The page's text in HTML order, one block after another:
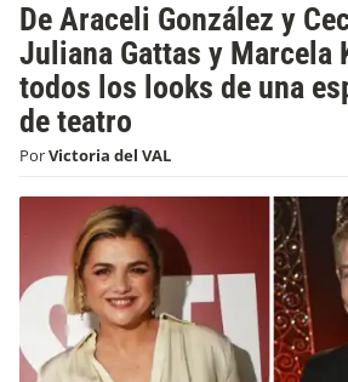
De Araceli González y
Juliana Gattas y Marcela
todos los looks de una
de teatro
PorVictoria del VAL